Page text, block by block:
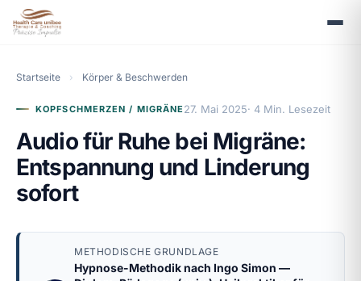
Startseite › Körper & Beschwerden
KOPFSCHMERZEN / MIGRÄNE 27. Mai 2025· 4 Min. Lesezeit
Audio für Ruhe bei Migräne:
Entspannung und Linderung
sofort
METHODISCHE GRUNDLAGE
Hypnose-Methodik nach Ingo Simon —